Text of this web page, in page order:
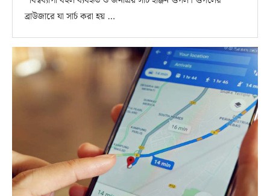
ব্রাউজারে যা সার্চ করা হয় …